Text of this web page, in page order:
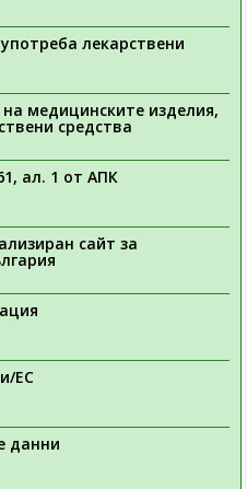
лекарствени
медицинските изделия,
средства
ал. 1 от АПК
сайт за
ЕС
данни